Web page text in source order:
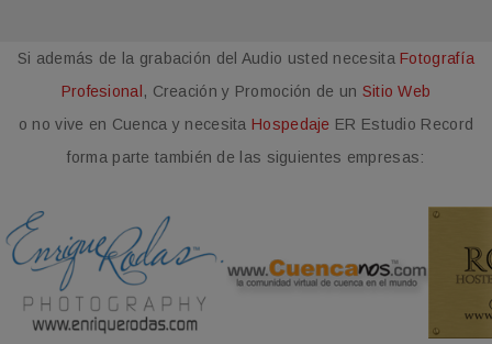
Si además de la grabación del Audio usted necesitaFotografía
Profesional, Creación y Promoción de un Sitio Web
o no vive en Cuenca y necesitaHospedaje ER Estudio Record
forma parte también de las siguientes empresas: